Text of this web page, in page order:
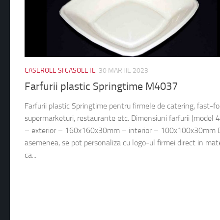
CASEROLE SI CASOLETE 30 MARTIE 2023
Farfurii plastic Springtime M4037
Farfurii plastic Springtime pentru firmele de catering, fast-
supermarketuri, restaurante etc. Dimensiuni farfurii (model
– exterior – 160x160x30mm – interior – 100x100x30mm
asemenea, se pot personaliza cu logo-ul firmei direct in
ca...